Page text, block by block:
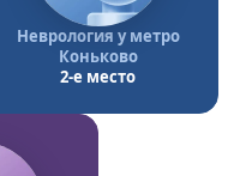
Неврология у метро
Коньково
2-е место